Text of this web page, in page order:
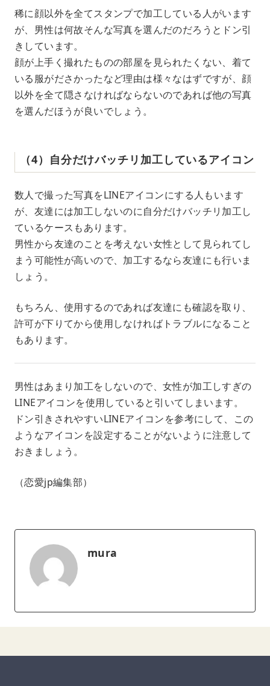
稀に顔以外を全てスタンプで加工している人がいます
が、男性は何故そんな写真を選んだのだろうとドン引
きしています。
顔が上手く撮れたものの部屋を見られたくない、着て
いる服がださかったなど理由は様々なはずですが、顔
以外を全て隠さなければならないのであれば他の写真
を選んだほうが良いでしょう。
（4）自分だけバッチリ加工しているアイコン
数人で撮った写真をLINEアイコンにする人もいます
が、友達には加工しないのに自分だけバッチリ加工し
ているケースもあります。
男性から友達のことを考えない女性として見られてし
まう可能性が高いので、加工するなら友達にも行いま
しょう。
もちろん、使用するのであれば友達にも確認を取り、
許可が下りてから使用しなければトラブルになること
もあります。
男性はあまり加工をしないので、女性が加工しすぎの
LINEアイコンを使用していると引いてしまいます。
ドン引きされやすいLINEアイコンを参考にして、この
ようなアイコンを設定することがないように注意して
おきましょう。
（恋愛jp編集部）
mura